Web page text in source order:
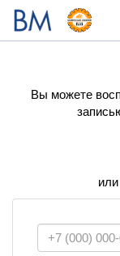
Вы можете